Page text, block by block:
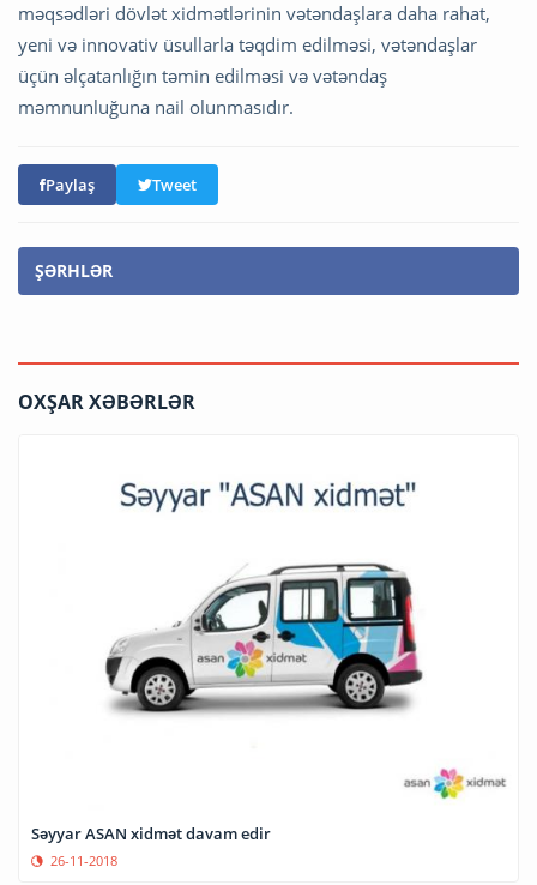
məqsədləri dövlət xidmətlərinin vətəndaşlara daha rahat,
yeni və innovativ üsullarla təqdim edilməsi, vətəndaşlar
üçün əlçatanlığın təmin edilməsi və vətəndaş
məmnunluğuna nail olunmasıdır.
Paylaş Tweet
ŞƏRHLƏR
OXŞAR XƏBƏRLƏR
Səyyar ASAN xidmət davam edir
26-11-2018